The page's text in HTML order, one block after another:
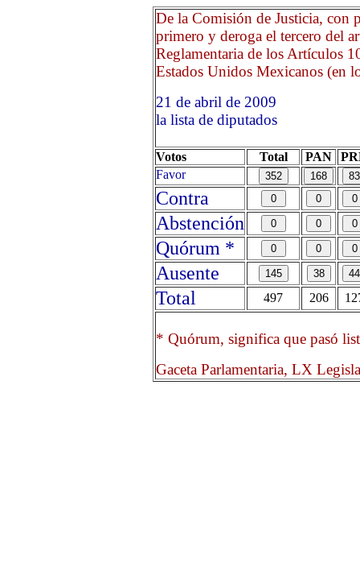
De la Comisión de Justicia, con
primero y deroga el tercero del
Reglamentaria de los Artículos
Estados Unidos Mexicanos (en
21 de abril de 2009
la lista de diputados
Votos Total PAN
Favor
Contra
Abstención
Quórum *
Ausente
Total
497 206
* Quórum, significa que pasó
Gaceta Parlamentaria, LX